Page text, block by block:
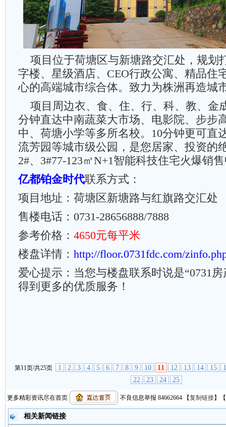
项目位于荷塘区与新塘路交汇处，规划
字楼、星级酒店、CEO行政公寓、精品住
心的高端城市综合体。致力为株洲再造城
项目周边衣、食、住、行、科、教、金
分钟直达中南蔬菜大市场、电影院、步步
中、荷塘小学等多所名校。10分钟更可直
流芳园等城市级公园，是您居家、投资的
2#、3#77-123㎡N+1智能科技住宅火爆销
亿都铂金时代联系方式：
项目地址：荷塘区新塘路与红旗路交汇处
售楼电话：0731-28656888/7888
参考价格： 4650元每平米
楼盘详情： http://floor.0731fdc.com/
爱心提示：当您与楼盘联系时说是“0731
得到更多的优质服务！
第11页/共25页 1 2 3 4 5 6 7 8 9 10 11 12 13 14 15
22
23 24 25
更多精彩资讯尽在首页 不良信息举报 84662664 【复制链接】【
相关新闻链接